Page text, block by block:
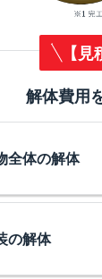
【
解体費用
全体の解体
の解体